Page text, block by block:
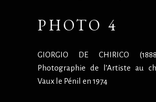
PHOTO 4
GIORGIO DE CHIRICO
Photographie de l’Artiste au
Vaux le Pénil en 1974